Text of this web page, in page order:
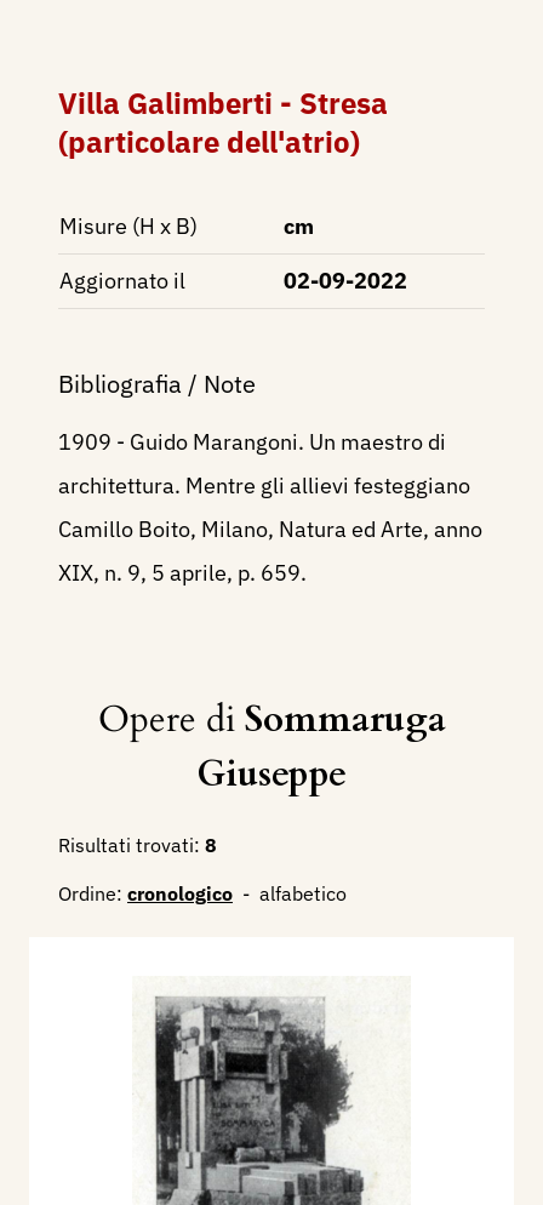
Villa Galimberti - Stresa
(particolare dell'atrio)
Misure (H x B)
cm
Aggiornato il
02-09-2022
Bibliografia / Note
1909 - Guido Marangoni. Un maestro di
architettura. Mentre gli allievi festeggiano
Camillo Boito, Milano, Natura ed Arte, anno
XIX, n. 9, 5 aprile, p. 659.
Opere diSommaruga
Giuseppe
Risultati trovati: 8
Ordine: cronologico - alfabetico